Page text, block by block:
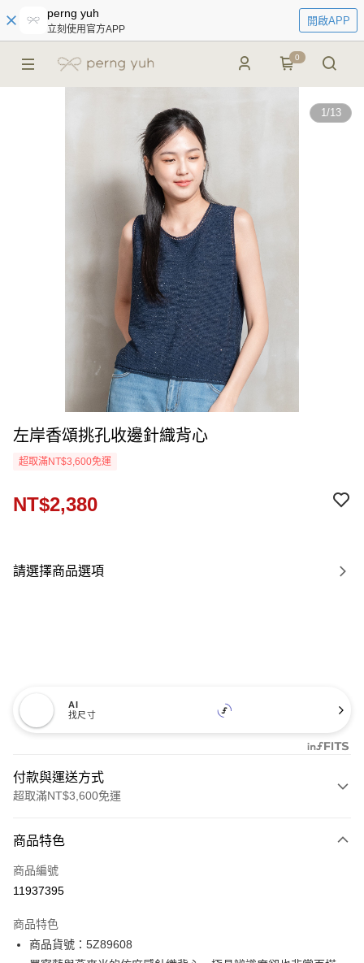
perng yuh
立刻使用官方APP
開啟APP
0
1/13
左岸香頌挑孔收邊針織背心
超取滿NT$3,600免運
NT$2,380
請選擇商品選項
AI
找尺寸
付款與運送方式
超取滿NT$3,600免運
信用卡一次付款
信用卡分期付款
合作金庫商業銀行
華南商業銀行
LINE Pay
商品特色
商品編號
11937395
商品特色
商品貨號：5Z89608